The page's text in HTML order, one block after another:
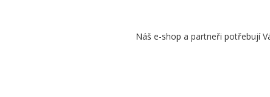
Náš e-shop a partneři potřebují